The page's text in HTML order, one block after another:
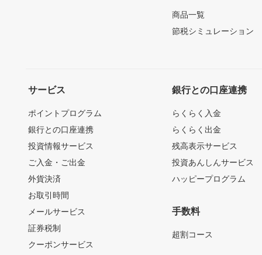
商品一覧
節税シミュレーション
サービス
ポイントプログラム
銀行との口座連携
投資情報サービス
ご入金・ご出金
外貨決済
お取引時間
メールサービス
証券税制
クーポンサービス
銀行との口座連携
らくらく入金
らくらく出金
残高表示サービス
投資あんしんサービス
ハッピープログラム
手数料
超割コース